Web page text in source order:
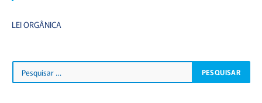
LEI ORGÂNICA